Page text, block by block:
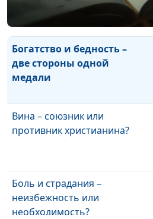
Богатство и бедность –
две стороны одной
медали
Вина – союзник или
противник христианина?
Боль и страдания –
неизбежность или
необходимость?